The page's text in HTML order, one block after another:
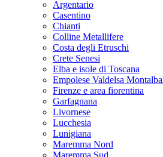
Argentario
Casentino
Chianti
Colline Metallifere
Costa degli Etruschi
Crete Senesi
Elba e isole di Toscana
Empolese Valdelsa
Firenze e area fiorentina
Garfagnana
Livornese
Lucchesia
Lunigiana
Maremma Nord